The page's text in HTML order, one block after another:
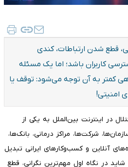
قطع شدن ارتباطات، کندی
کاربران باشد؛ اما یک مسئله
کمتر به آن توجه می‌شود: توقف یا
امنیتی!
در اینترنت بین‌الملل به یکی از
شرکت‌ها، مراکز درمانی، بانک‌ها،
آنلاین و کسب‌وکارهای ایرانی تبدیل
در نگاه اول مهم‌ترین نگرانی، قطع